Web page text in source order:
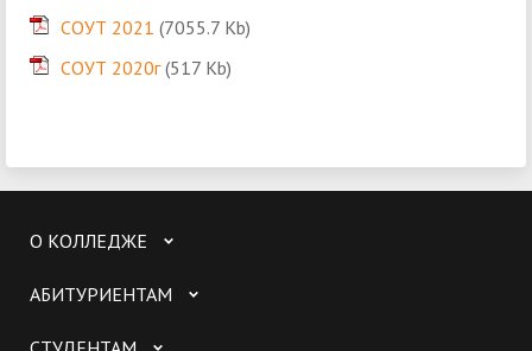
СОУТ 2021 (7055.7 Kb)
СОУТ 2020г (517 Kb)
О КОЛЛЕДЖЕ
АБИТУРИЕНТАМ